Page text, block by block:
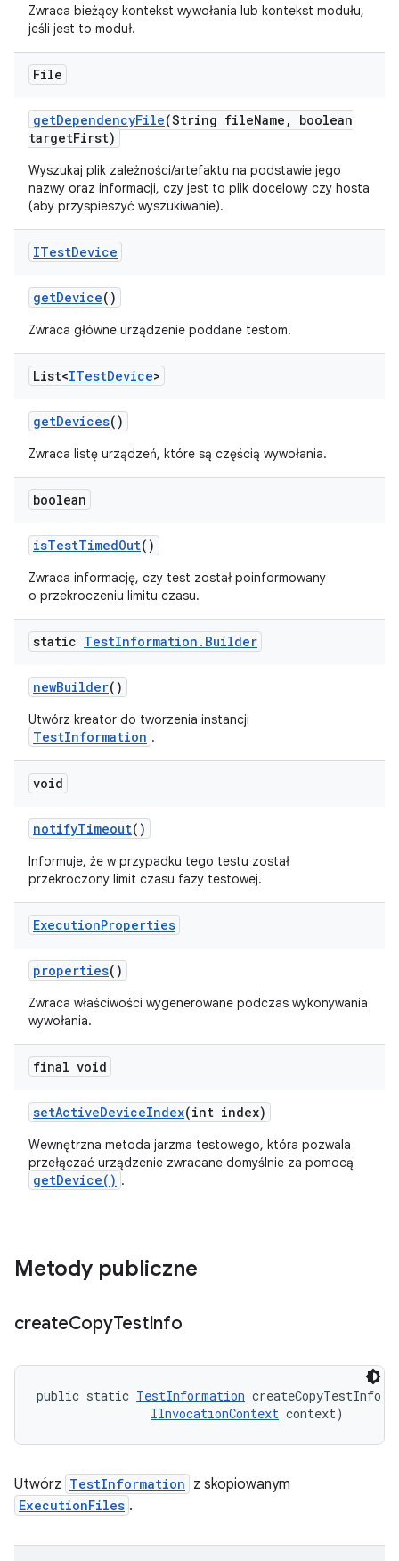
Zwraca bieżący kontekst wywołania lub kontekst modułu,
jeśli jest to moduł.
File
getDependencyFile(String fileName ,
boolean
targetFirst)
Wyszukaj plik zależności/artefaktu na podstawie jego
nazwy oraz informacji, czy jest to plik docelowy czy hosta
(aby przyspieszyć wyszukiwanie).
ITestDevice
getDevice()
Zwraca główne urządzenie poddane testom.
List<ITestDevice>
getDevices()
Zwraca listę urządzeń, które są częścią wywołania.
boolean
isTestTimedOut()
Zwraca informację, czy test został poinformowany
o przekroczeniu limitu czasu.
static TestInformation . Builder
newBuilder()
Utwórz kreator do tworzenia instancji
TestInformation .
void
notifyTimeout()
Informuje, że w przypadku tego testu został
przekroczony limit czasu fazy testowej.
ExecutionProperties
properties()
Zwraca właściwości wygenerowane podczas wykonywania
wywołania.
final void
setActiveDeviceIndex(int index)
Wewnętrzna metoda jarzma testowego, która pozwala
przełączać urządzenie zwracane domyślnie za pomocą
getDevice() .
Metody publiczne
createCopyTestInfo
public static TestInformation createCopyTestInfo (
IInvocationContext context)
Utwórz TestInformation z skopiowanym
ExecutionFiles .